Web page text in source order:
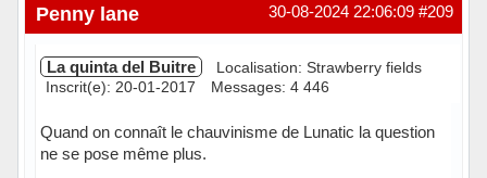
#209
30-08-2024 22:06:09
Penny lane
La quinta del Buitre
Localisation: Strawberry fields
Inscrit(e): 20-01-2017
Messages: 4 446
Quand on connaît le chauvinisme de Lunatic la question
ne se pose même plus.